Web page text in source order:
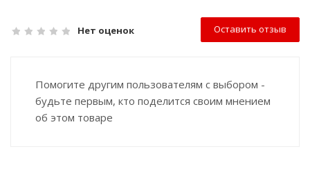
Нет оценок Оставить отзыв
Помогите другим пользователям с выбором -
будьте первым, кто поделится своим мнением
об этом товаре